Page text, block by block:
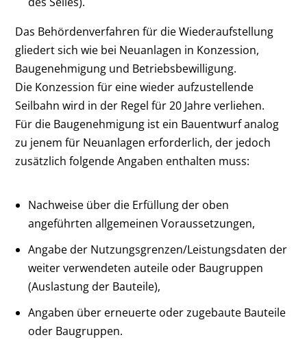
Das Behördenverfahren für die Wiederaufstellung
gliedert sich wie bei Neuanlagen in Konzession,
Baugenehmigung und Betriebsbewilligung.
Die Konzession für eine wieder aufzustellende
Seilbahn wird in der Regel für 20 Jahre verliehen.
Für die Baugenehmigung ist ein Bauentwurf analog
zu jenem für Neuanlagen erforderlich, der jedoch
zusätzlich folgende Angaben enthalten muss:
Nachweise über die Erfüllung der oben
angeführten allgemeinen Voraussetzungen,
Angabe der Nutzungsgrenzen/Leistungsdaten der
weiter verwendeten auteile oder Baugruppen
(Auslastung der Bauteile),
Angaben über erneuerte oder zugebaute Bauteile
oder Baugruppen.